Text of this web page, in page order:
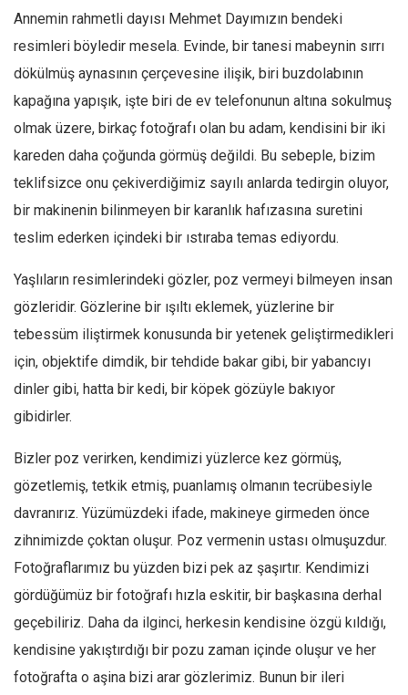
Kültür Sanat
Kitap
Karisi kitap sualleri
7 soruda bu hafta
Spor
Manzara
Sağlık
Siyaset
Dünya
İslam Dünyası
Amerika
Avustralya
Tarih
Düşünce
Dosyalar
Annemin rahmetli dayısı Mehmet Dayımızın bendeki
resimleri böyledir mesela. Evinde, bir tanesi mabeynin sırrı
dökülmüş aynasının çerçevesine ilişik, biri buzdolabının
kapağına yapışık, işte biri de ev telefonunun altına sokulmuş
olmak üzere, birkaç fotoğrafı olan bu adam, kendisini bir iki
kareden daha çoğunda görmüş değildi. Bu sebeple, bizim
teklifsizce onu çekiverdiğimiz sayılı anlarda tedirgin oluyor,
bir makinenin bilinmeyen bir karanlık hafızasına suretini
teslim ederken içindeki bir ıstıraba temas ediyordu.
Yaşlıların resimlerindeki gözler, poz vermeyi bilmeyen insan
gözleridir. Gözlerine bir ışıltı eklemek, yüzlerine bir
tebessüm iliştirmek konusunda bir yetenek geliştirmedikleri
için, objektife dimdik, bir tehdide bakar gibi, bir yabancıyı
dinler gibi, hatta bir kedi, bir köpek gözüyle bakıyor
gibidirler.
Bizler poz verirken, kendimizi yüzlerce kez görmüş,
gözetlemiş, tetkik etmiş, puanlamış olmanın tecrübesiyle
davranırız. Yüzümüzdeki ifade, makineye girmeden önce
zihnimizde çoktan oluşur. Poz vermenin ustası olmuşuzdur.
Fotoğraflarımız bu yüzden bizi pek az şaşırtır. Kendimizi
gördüğümüz bir fotoğrafı hızla eskitir, bir başkasına derhal
geçebiliriz. Daha da ilginci, herkesin kendisine özgü kıldığı,
kendisine yakıştırdığı bir pozu zaman içinde oluşur ve her
fotoğrafta o aşina bizi arar gözlerimiz. Bunun bir ileri